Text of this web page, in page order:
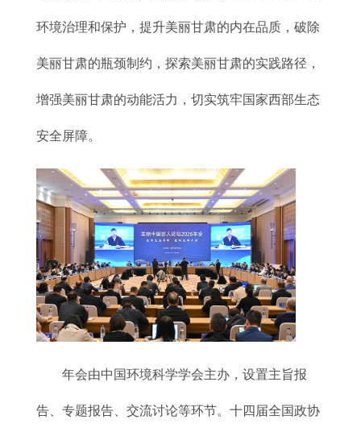
环境治理和保护，提升美丽甘肃的内在品质，破除
美丽甘肃的瓶颈制约，探索美丽甘肃的实践路径，
增强美丽甘肃的动能活力，切实筑牢国家西部生态
安全屏障。
年会由中国环境科学学会主办，设置主旨报
告、专题报告、交流讨论等环节。十四届全国政协